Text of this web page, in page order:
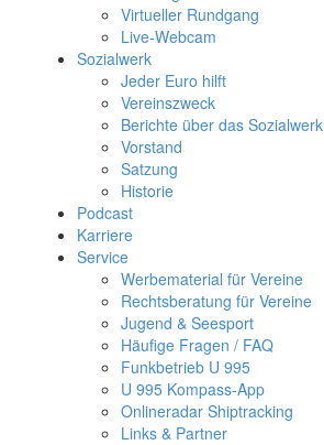
Virtueller Rundgang
Live-Webcam
Sozialwerk
Jeder Euro hilft
Vereinszweck
Berichte über das Sozialwerk
Vorstand
Satzung
Historie
Podcast
Karriere
Service
Werbematerial für Vereine
Rechtsberatung für Vereine
Jugend & Seesport
Häufige Fragen / FAQ
Funkbetrieb U 995
U 995 Kompass-App
Onlineradar Shiptracking
Links & Partner